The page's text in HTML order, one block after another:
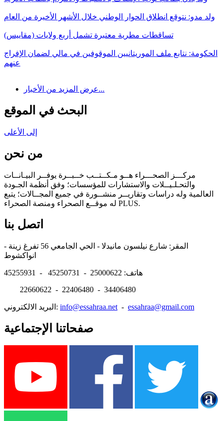
ولد مدو: نتوقع انطلاق الحوار الوطني خلال الأشهر الأخيرة من العام
تساقطات مطرية معتبرة تشمل أربع ولايات (مقاييس)
الحكومة: نتابع ملف الموريتانيين الموقوفين في مالي لضمان الإفراج
عنهم
عرض المزيد من الأخبار...
البحث في الموقع
إلى الأعلى
من نحن
مركـــز الصحـــراء هــو مـكــتــب خــبــرة يوفــر البيـانــات
والتحـلـيــلات والاستشارات للمؤسسات؛ وفق أنظمة الجـودة
العالمية وله دراسات وتقاريــر منشــورة في جميع المجــالات؛ يتبع
له موقــع الصحراء ومنصة الصحراء PLUS.
اتصل بنا
المقر: شارع نيلسون مانيدلا - الحي الجامعي 56 تفرغ زينة -
هاتف: 25000622 - 45250731 - 45255931
22660622 - 22406480 - 34406480
البريد الالكتروني: info@essahraa.net - essahraa@gmail.com
صفحاتنا الإجتماعية